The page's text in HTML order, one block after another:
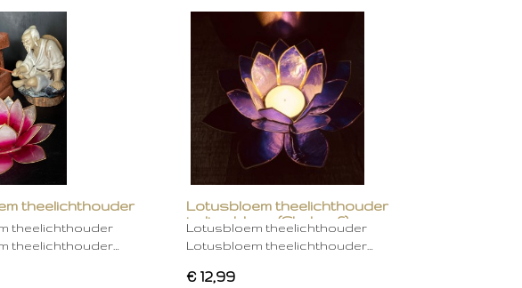
theelichthouder
theelichthouder
theelichthouder…
Lotusbloem theelichthouder
indigo blauw (Chakra 6)
Lotusbloem theelichthouder
Lotusbloem theelichthouder…
€ 12,99